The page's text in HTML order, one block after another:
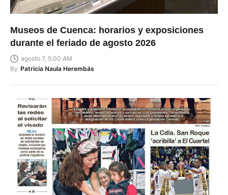
Museos de Cuenca: horarios y exposiciones
durante el feriado de agosto 2026
agosto 7, 5:00 AM
By Patricia Naula Herembás